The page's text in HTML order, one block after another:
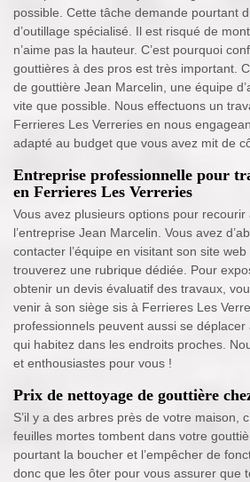
possible. Cette tâche demande pourtant
d’outillage spécialisé. Il est risqué de
n’aime pas la hauteur. C’est pourquoi
gouttières à des pros est très important.
de gouttière Jean Marcelin, une équipe
vite que possible. Nous effectuons un
Ferrieres Les Verreries en nous
adapté au budget que vous avez mit de
Entreprise professionnelle pour
en Ferrieres Les Verreries
Vous avez plusieurs options pour recourir
l’entreprise Jean Marcelin. Vous avez
contacter l’équipe en visitant son site
trouverez une rubrique dédiée. Pour
obtenir un devis évaluatif des travaux,
venir à son siège sis à Ferrieres Les
professionnels peuvent aussi se
qui habitez dans les endroits proches.
et enthousiastes pour vous !
Prix de nettoyage de gouttière
S’il y a des arbres près de votre maison,
feuilles mortes tombent dans votre
pourtant la boucher et l’empêcher de
donc que les ôter pour vous assurer que